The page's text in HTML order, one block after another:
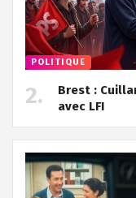
POLITIQUE
Brest :
avec LFI